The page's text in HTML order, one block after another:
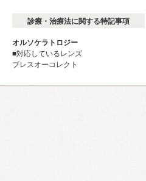
診療・治療法に関する特記事項
オルソケラトロジー
■対応しているレンズ
ブレスオーコレクト